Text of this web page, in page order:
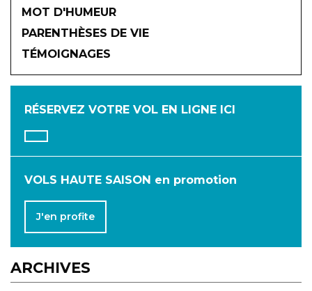
MOT D'HUMEUR
PARENTHÈSES DE VIE
TÉMOIGNAGES
RÉSERVEZ VOTRE VOL EN LIGNE ICI
VOLS HAUTE SAISON en promotion
J'en profite
ARCHIVES
JANVIER
AVRIL MAI JUIN
JUILLET AOÛT SEPTEMBRE
OCTOBRE